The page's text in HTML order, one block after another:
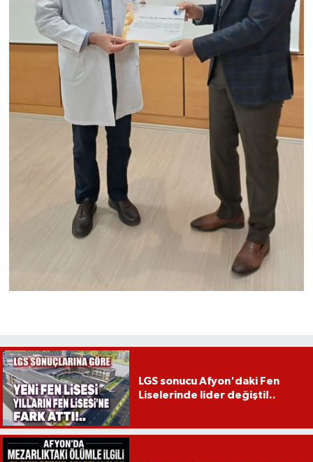
LGS sonucu Afyon'daki Fen
Liselerinde lider değişti!..